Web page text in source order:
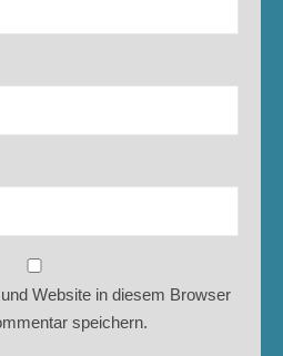
Website in diesem Browser
speichern.